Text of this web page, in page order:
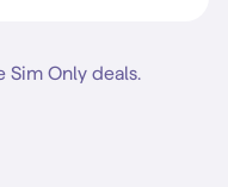
Sim Only deals.